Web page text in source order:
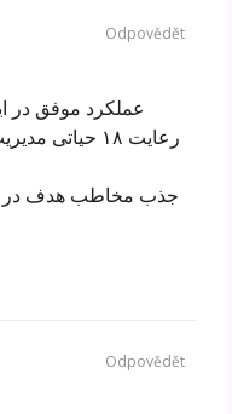
عملکرد موفق در
رعایت ۱۸
جذب مخاطب هدف در
Odpovědět
Odpovědět